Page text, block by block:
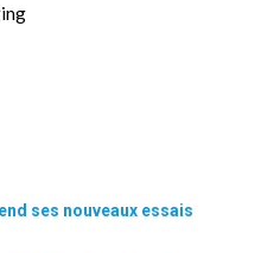
ses nouveaux essais